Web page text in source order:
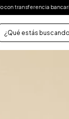
3 Cuotas sin interés 📍